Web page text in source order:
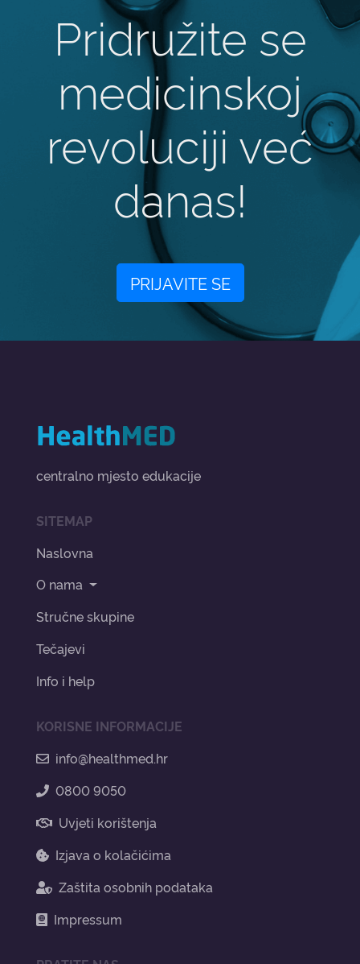
Pridružite se
medicinskoj
revoluciji već
danas!
PRIJAVITE SE
centralno mjesto edukacije
SITEMAP
Naslovna
O nama
Stručne skupine
Tečajevi
Info i help
KORISNE INFORMACIJE
info@healthmed.hr
0800 9050
Uvjeti korištenja
Izjava o kolačićima
Zaštita osobnih podataka
Impressum